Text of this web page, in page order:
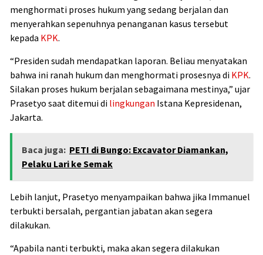
menghormati proses hukum yang sedang berjalan dan
menyerahkan sepenuhnya penanganan kasus tersebut
kepada KPK.
“Presiden sudah mendapatkan laporan. Beliau menyatakan
bahwa ini ranah hukum dan menghormati prosesnya di KPK.
Silakan proses hukum berjalan sebagaimana mestinya,” ujar
Prasetyo saat ditemui di lingkungan Istana Kepresidenan,
Jakarta.
Baca juga: PETI di Bungo: Excavator Diamankan,
Pelaku Lari ke Semak
Lebih lanjut, Prasetyo menyampaikan bahwa jika Immanuel
terbukti bersalah, pergantian jabatan akan segera
dilakukan.
“Apabila nanti terbukti, maka akan segera dilakukan